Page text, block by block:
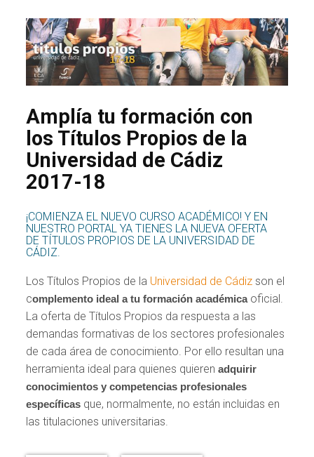
Amplía tu formación con
los Títulos Propios de la
Universidad de Cádiz
2017-18
¡COMIENZA EL NUEVO CURSO ACADÉMICO! Y EN
NUESTRO PORTAL YA TIENES LA NUEVA OFERTA
DE TÍTULOS PROPIOS DE LA UNIVERSIDAD DE
CÁDIZ.
Los Títulos Propios de la Universidad de Cádiz son el
complemento ideal a tu formación académicaoficial.
La oferta de Títulos Propios da respuesta a las
demandas formativas de los sectores profesionales
de cada área de conocimiento. Por ello resultan una
herramienta ideal para quienes quierenadquirir
conocimientos y competencias profesionales
específicas que, normalmente, no están incluidas en
las titulaciones universitarias.